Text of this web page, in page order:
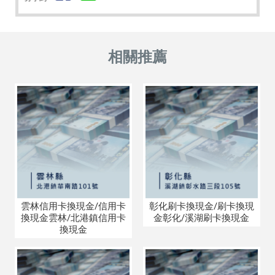
雲林信用卡換現金/信用卡
換現金雲林/北港鎮信用卡
換現金
彰化刷卡換現金/刷卡換現
金彰化/溪湖刷卡換現金